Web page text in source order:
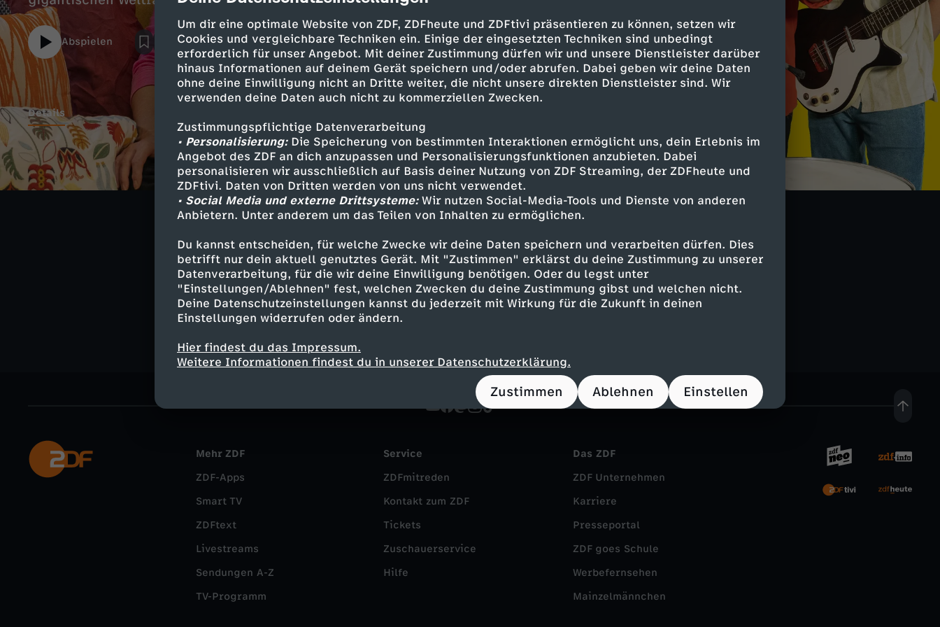
Um dir eine optimale Website von ZDF, ZDFheute und ZDFtivi präsentieren zu können, setzen wir
Cookies und vergleichbare Techniken ein. Einige der eingesetzten Techniken sind unbedingt
erforderlich für unser Angebot. Mit deiner Zustimmung dürfen wir und unsere Dienstleister darüber
hinaus Informationen auf deinem Gerät speichern und/oder abrufen. Dabei geben wir deine Daten
ohne deine Einwilligung nicht an Dritte weiter, die nicht unsere direkten Dienstleister sind. Wir
verwenden deine Daten auch nicht zu kommerziellen Zwecken.
Zustimmungspflichtige Datenverarbeitung
• Personalisierung:Die Speicherung von bestimmten Interaktionen ermöglicht uns, dein Erlebnis im
Angebot des ZDF an dich anzupassen und Personalisierungsfunktionen anzubieten. Dabei
personalisieren wir ausschließlich auf Basis deiner Nutzung von ZDF Streaming, der ZDFheute und
ZDFtivi. Daten von Dritten werden von uns nicht verwendet.
• Social Media und externe Drittsysteme:Wir nutzen Social-Media-Tools und Dienste von anderen
Anbietern. Unter anderem um das Teilen von Inhalten zu ermöglichen.
Du kannst entscheiden, für welche Zwecke wir deine Daten speichern und verarbeiten dürfen. Dies
betrifft nur dein aktuell genutztes Gerät. Mit "Zustimmen" erklärst du deine Zustimmung zu unserer
Datenverarbeitung, für die wir deine Einwilligung benötigen. Oder du legst unter
"Einstellungen/Ablehnen" fest, welchen Zwecken du deine Zustimmung gibst und welchen nicht.
Deine Datenschutzeinstellungen kannst du jederzeit mit Wirkung für die Zukunft in deinen
Einstellungen widerrufen oder ändern.
Hier findest du das Impressum.
Weitere Informationen findest du in unserer Datenschutzerklärung.
Zustimmen Ablehnen Einstellen
Abspielen
Details
DIKKA und LEA würden für die Menschen, die sie liebhaben, “Bis zum Mond”
fliegen. Und Deniz Jaspersen erzählt uns in seinem Song “Planet”, dass wir gar
nicht weit ins All hinausmüssen: Am schönsten ist es immer noch auf der Erde!
Ähnliche Inhalte entdecken
Musik Show spaßig SingAlarm
Mehr ZDF
ZDF-Apps
Smart TV
ZDFtext
Livestreams
Sendungen A-Z
TV-Programm
Service
ZDFmitreden
Kontakt zum ZDF
Tickets
Zuschauerservice
Hilfe
Das ZDF
ZDF Unternehmen
Karriere
Presseportal
ZDF goes Schule
Werbefernsehen
Mainzelmännchen